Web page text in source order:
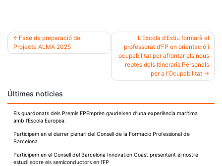
Navegació
Fase de preparació del
Projecte ALMA 2025
L’Escola d’Estiu formarà el
professorat d’FP en orientació i
ocupabilitat per afrontar els nous
reptes dels Itineraris Personals
per a l’Ocupabilitat
Últimes noticies
Els guardonats dels Premis FPEmprèn gaudeixen d’una experiència marítima
amb l’Escola Europea.
Participem en el darrer plenari del Consell de la Formació Professional de
Barcelona
Participem en el Consell del Barcelona Innovation Coast presentant el nostre
estudi sobre els semiconductors en l’FP